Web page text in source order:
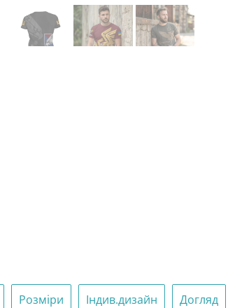
Розміри Індив.дизайн Догляд